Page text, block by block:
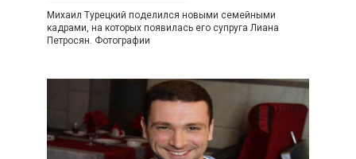
Михаил Турецкий поделился новыми семейными
кадрами, на которых появилась его супруга Лиана
Петросян. Фотографии